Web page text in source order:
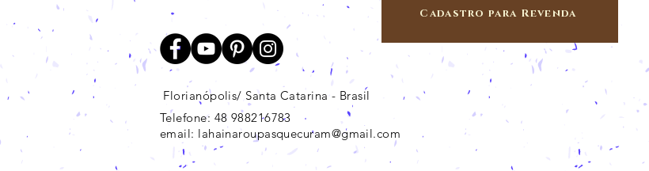
Cadastro para Revenda
Florianópolis/ Santa Catarina - Brasil
Telefone: 48 988216783
email: lahainaroupasquecuram@gmail.com
Marilia Dutra de Almeida